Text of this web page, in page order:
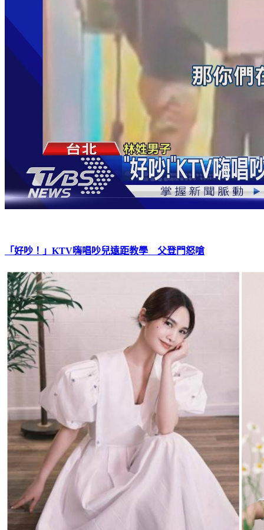
「好吵！」KTV嗨唱吵兒遠距教學 父登門怒嗆